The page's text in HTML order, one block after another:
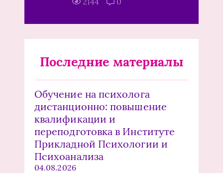
Последние материалы
Обучение на психолога
дистанционно: повышение
квалификации и
переподготовка в Институте
Прикладной Психологии и
Психоанализа
04.08.2026